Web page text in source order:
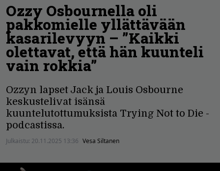
Ozzy Osbournella oli
pakkomielle yllättävään
kasarilevyyn – ”Kaikki
olettavat, että hän kuunteli
vain rokkia”
Ozzyn lapset Jack ja Louis Osbourne
keskustelivat isänsä
kuuntelutottumuksista Trying Not to Die -
podcastissa.
Julkaistu: 20.11.2025 13:36 Vesa Siltanen